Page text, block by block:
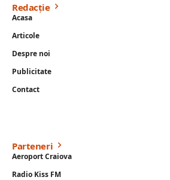
Redacție
Acasa
Articole
Despre noi
Publicitate
Contact
Parteneri
Aeroport Craiova
Radio Kiss FM